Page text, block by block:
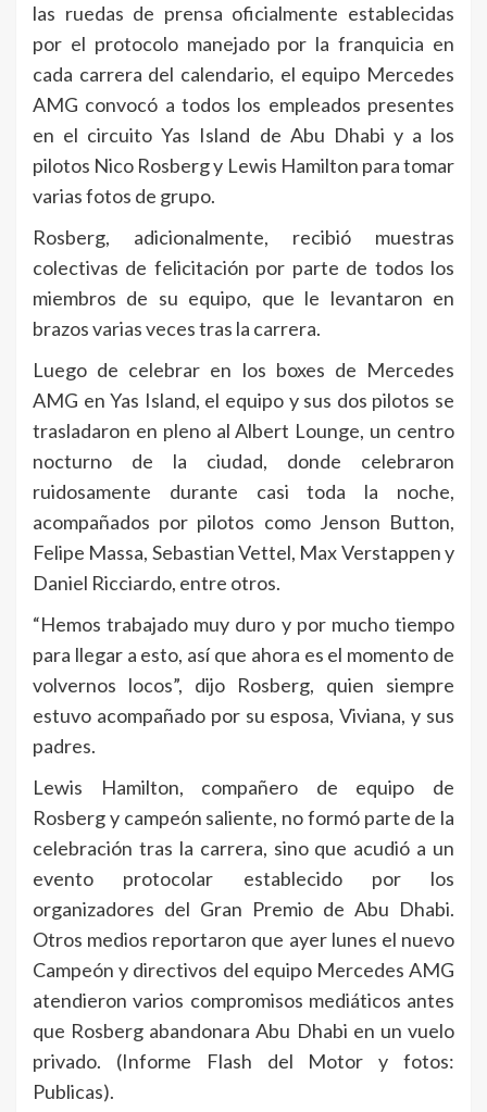
las ruedas de prensa oficialmente establecidas
por el protocolo manejado por la franquicia en
cada carrera del calendario, el equipo Mercedes
AMG convocó a todos los empleados presentes
en el circuito Yas Island de Abu Dhabi y a los
pilotos Nico Rosberg y Lewis Hamilton para tomar
varias fotos de grupo.
Rosberg, adicionalmente, recibió muestras
colectivas de felicitación por parte de todos los
miembros de su equipo, que le levantaron en
brazos varias veces tras la carrera.
Luego de celebrar en los boxes de Mercedes
AMG en Yas Island, el equipo y sus dos pilotos se
trasladaron en pleno al Albert Lounge, un centro
nocturno de la ciudad, donde celebraron
ruidosamente durante casi toda la noche,
acompañados por pilotos como Jenson Button,
Felipe Massa, Sebastian Vettel, Max Verstappen y
Daniel Ricciardo, entre otros.
“Hemos trabajado muy duro y por mucho tiempo
para llegar a esto, así que ahora es el momento de
volvernos locos”, dijo Rosberg, quien siempre
estuvo acompañado por su esposa, Viviana, y sus
padres.
Lewis Hamilton, compañero de equipo de
Rosberg y campeón saliente, no formó parte de la
celebración tras la carrera, sino que acudió a un
evento protocolar establecido por los
organizadores del Gran Premio de Abu Dhabi.
Otros medios reportaron que ayer lunes el nuevo
Campeón y directivos del equipo Mercedes AMG
atendieron varios compromisos mediáticos antes
que Rosberg abandonara Abu Dhabi en un vuelo
privado. (Informe Flash del Motor y fotos:
Publicas).